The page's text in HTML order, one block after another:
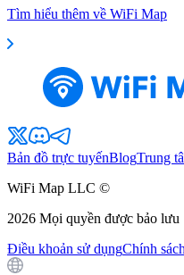
Tìm hiểu thêm về WiFi Map
Bản đồ trực tuyếnBlogTrung
WiFi Map LLC ©
2026 Mọi quyền được bảo lưu
Điều khoản sử dụngChính